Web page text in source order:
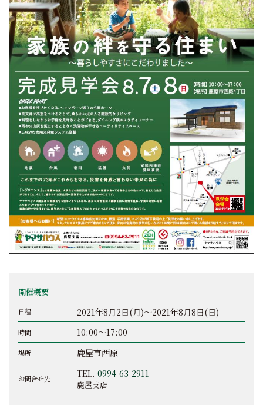
開催概要
日程 2021年8月2日(月)～2021年8月8日(日)
時間 10:00～17:00
場所 鹿屋市西原
お問合せ先 TEL. 0994-63-2911
鹿屋支店